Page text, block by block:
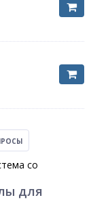
со
для